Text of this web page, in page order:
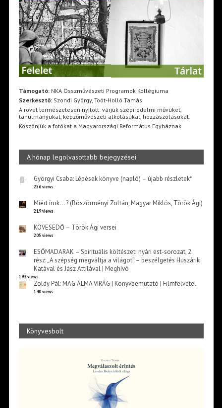
Támogató:NKA Összművészeti Programok Kollégiuma
Szerkesztő:Szondi György, Toót-Holló Tamás
A rovat természetesen nyitott: várjuk szépirodalmi művüket,
tanulmányukat, képzőművészeti alkotásukat, hozzászólásukat.
Köszönjük a fotókat a Magyarországi Református Egyháznak
A hónap legolvasottabb bejegyzései
Györgyi Csaba: Lépések könyve (napló) – újabb részletek*
256 views
Miért írok… ? (Böszörményi Zoltán, Magyar Miklós, Török Ági)
219 views
KÖVESEDŐ – Török Ági versei
205 views
ESŐMADARAK – Spirituális költészeti nyári est-sorozat, 2.
rész: „A szépség megváltja a világot” – beszélgetés Huszárik
Katával és Jász Attilával | Meghívó
193 views
Zöldy Pál: MAG ÁLMA VIRÁG | Könyvbemutató | Filmfelvétel
140 views
Könyvesbolt